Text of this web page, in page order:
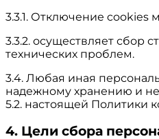
3.3.1. Отключение cookies
3.3.2. осуществляет сбор
технических проблем.
3.4. Любая иная
надежному хранению и
5.2. настоящей Политики
4. Цели сбора